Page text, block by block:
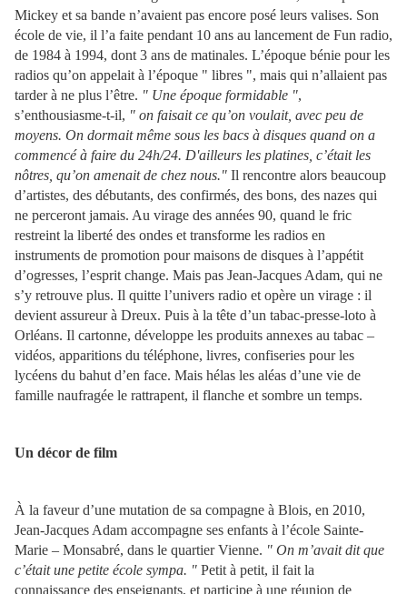
Mickey et sa bande n’avaient pas encore posé leurs valises. Son
école de vie, il l’a faite pendant 10 ans au lancement de Fun radio,
de 1984 à 1994, dont 3 ans de matinales. L’époque bénie pour les
radios qu’on appelait à l’époque " libres ", mais qui n’allaient pas
tarder à ne plus l’être. " Une époque formidable ",
s’enthousiasme-t-il, " on faisait ce qu’on voulait, avec peu de
moyens. On dormait même sous les bacs à disques quand on a
commencé à faire du 24h/24. D'ailleurs les platines, c’était les
nôtres, qu’on amenait de chez nous." Il rencontre alors beaucoup
d’artistes, des débutants, des confirmés, des bons, des nazes qui
ne perceront jamais. Au virage des années 90, quand le fric
restreint la liberté des ondes et transforme les radios en
instruments de promotion pour maisons de disques à l’appétit
d’ogresses, l’esprit change. Mais pas Jean-Jacques Adam, qui ne
s’y retrouve plus. Il quitte l’univers radio et opère un virage : il
devient assureur à Dreux. Puis à la tête d’un tabac-presse-loto à
Orléans. Il cartonne, développe les produits annexes au tabac –
vidéos, apparitions du téléphone, livres, confiseries pour les
lycéens du bahut d’en face. Mais hélas les aléas d’une vie de
famille naufragée le rattrapent, il flanche et sombre un temps.
Un décor de film
À la faveur d’une mutation de sa compagne à Blois, en 2010,
Jean-Jacques Adam accompagne ses enfants à l’école Sainte-
Marie – Monsabré, dans le quartier Vienne. " On m’avait dit que
c’était une petite école sympa. " Petit à petit, il fait la
connaissance des enseignants, et participe à une réunion de